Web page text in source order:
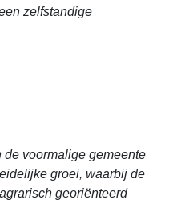
zelfstandige
voormalige gemeente
groei, waarbij de
georiënteerd